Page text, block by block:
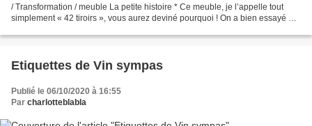
/ Transformation / meuble La petite histoire * Ce meuble, je l’appelle tout
simplement « 42 tiroirs », vous aurez deviné pourquoi ! On a bien essayé de
Etiquettes de Vin sympas
Publié le 06/10/2020 à 16:55
Par charlotteblabla